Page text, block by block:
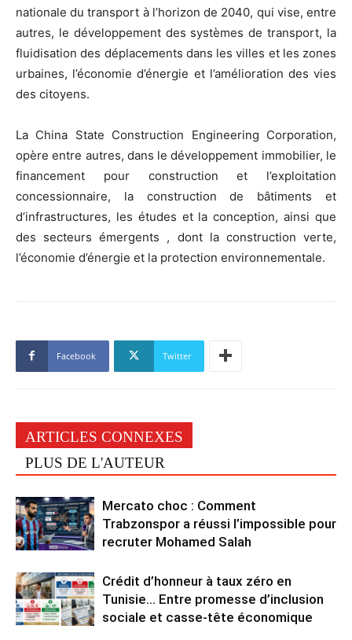
nationale du transport à l’horizon de 2040, qui vise, entre
autres, le développement des systèmes de transport, la
fluidisation des déplacements dans les villes et les zones
urbaines, l’économie d’énergie et l’amélioration des vies
des citoyens.
La China State Construction Engineering Corporation,
opère entre autres, dans le développement immobilier, le
financement pour construction et l’exploitation
concessionnaire, la construction de bâtiments et
d’infrastructures, les études et la conception, ainsi que
des secteurs émergents , dont la construction verte,
l’économie d’énergie et la protection environnementale.
Facebook Twitter
ARTICLES CONNEXES
PLUS DE L'AUTEUR
Mercato choc : Comment
Trabzonspor a réussi l’impossible pour
recruter Mohamed Salah
Crédit d’honneur à taux zéro en
Tunisie… Entre promesse d’inclusion
sociale et casse-tête économique